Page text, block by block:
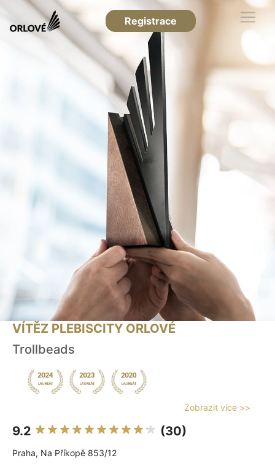
Registrace
VÍTĚZ PLEBISCITY ORLOVÉ
Trollbeads
Zobrazit více >>
9.2 (30)
Praha, Na Příkopě 853/12